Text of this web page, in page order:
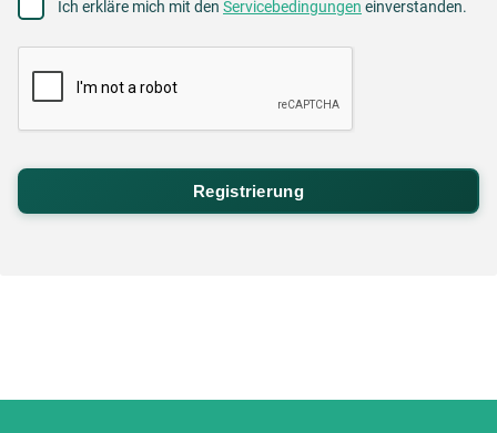
AgreeIch erkläre mich mit den Servicebedingungen einverstanden.